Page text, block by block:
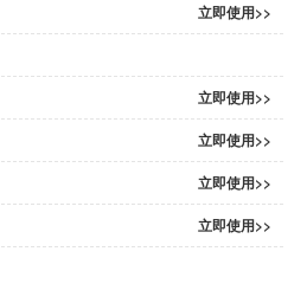
立即使用>>
立即使用>>
立即使用>>
立即使用>>
立即使用>>